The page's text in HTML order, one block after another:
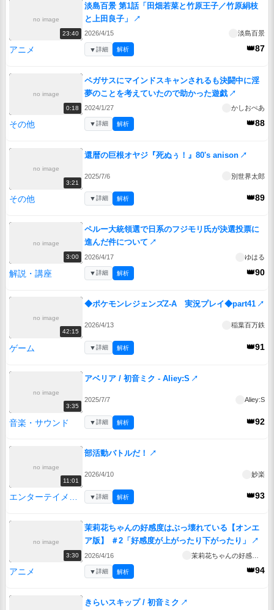
no image
23:40
淡島百景 第1話「田畑若菜と竹原王子／竹原絹枝
と上田良子」
↗
2026/4/15 淡島百景
アニメ 👑87
▼詳細 解析
no image
0:18
ペガサスにマインドスキャンされるも決闘中に淫
夢のことを考えていたので助かった遊戯 ↗
2024/1/27 かしおぺあ
その他 👑88
▼詳細 解析
no image
3:21
還暦の巨根オヤジ『死ぬぅ！』80's anison ↗
2025/7/6 別世界太郎
その他 👑89
▼詳細 解析
no image
3:00
ペルー大統領選で日系のフジモリ氏が決選投票に
進んだ件について ↗
2026/4/17 ゆはる
解説・講座 👑90
▼詳細 解析
no image
42:15
◆ポケモンレジェンズZ-A 実況プレイ◆part41 ↗
2026/4/13 稲葉百万鉄
ゲーム 👑91
▼詳細 解析
no image
3:35
アベリア / 初音ミク - Aliey:S ↗
2025/7/7 Aliey:S
音楽・サウンド 👑92
▼詳細 解析
no image
11:01
部活動バトルだ！ ↗
2026/4/10 妙楽
エンターテイメント 👑93
▼詳細 解析
no image
3:30
茉莉花ちゃんの好感度はぶっ壊れている【オンエ
ア版】 ＃2「好感度が上がったり下がったり」
↗
2026/4/16
アニメ 👑94
▼詳細 解析
きらいスキップ / 初音ミク ↗